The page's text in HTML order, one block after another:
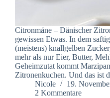
Citronmåne – Dänischer
gewissen Etwas. In dem
(meistens) knallgelben
mehr als nur Eier, Butter,
Geheimzutat kommt
Zitronenkuchen. Und das ist
Nicole
19.
2 Kommentare